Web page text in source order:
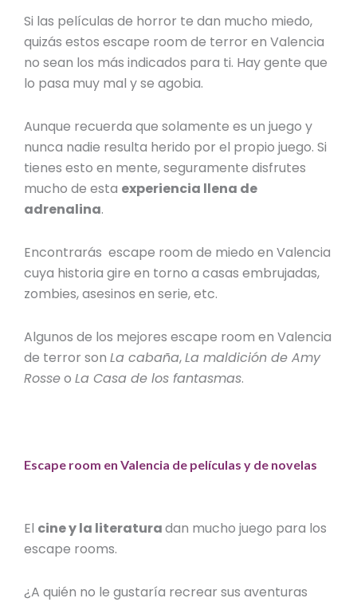
Si las películas de horror te dan mucho miedo,
quizás estosescape room de terror en Valencia
no sean los más indicados para ti. Hay gente que
lo pasa muy mal y se agobia.
Aunque recuerda que solamente es un juego y
nunca nadie resulta herido por el propio juego. Si
tienes esto en mente, seguramente disfrutes
mucho de esta experiencia llena de
adrenalina.
Encontrarásescape room de miedo en Valencia
cuya historia gire en torno a casas embrujadas,
zombies, asesinos en serie, etc.
Algunos de los mejores escape room en Valencia
de terror sonLa cabaña,La maldición de Amy
RosseoLa Casa de los fantasmas.
Escape room en Valencia de películas y de novelas
El cine y la literaturadan mucho juego para los
escape rooms.
¿A quién no le gustaría recrear sus aventuras